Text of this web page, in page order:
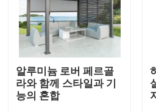
알루미늄 로버 페르골
라와 함께 스타일과 기
능의 혼합